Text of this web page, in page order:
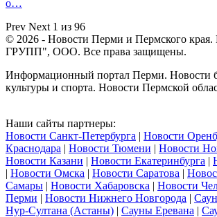
о…
Prev Next 1 из 96
© 2026 - Новости Перми и Пермского
ГРУПП", ООО. Все права защищены.
Информационный портал Перми. Новости
культуры и спорта. Новости Пермской
Наши сайты партнеры:
Новости Санкт-Петербурга | Новости
Краснодара | Новости Тюмени | Новости
Новости Казани | Новости Екатеринбурга |
| Новости Омска | Новости Саратова |
Самары | Новости Хабаровска | Новости
Перми | Новости Нижнего Новгорода |
Нур-Султана (Астаны) | Сауны Еревана |